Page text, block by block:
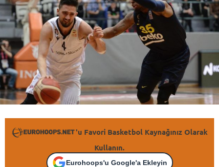
'u Favori Basketbol Kaynağınız Olarak
Kullanın.
Eurohoops'u Google'a Ekleyin